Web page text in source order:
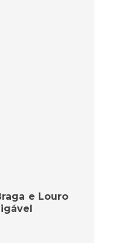
e Louro